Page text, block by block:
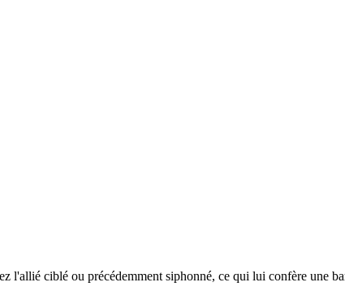
l'allié ciblé ou précédemment siphonné, ce qui lui confère une